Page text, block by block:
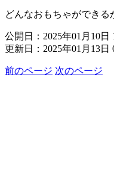
どんなおもちゃができる
公開日：2025年01月10日
更新日：2025年01月13日
前のページ 次のページ